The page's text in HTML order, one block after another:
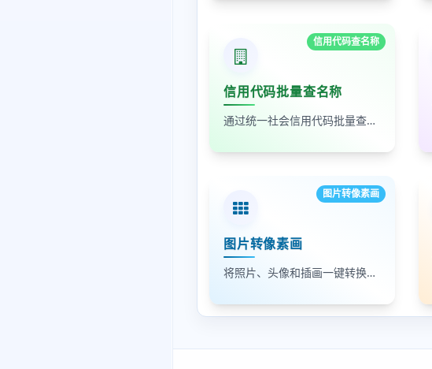
信用代码查名称
信用代码批量查名称
通过统一社会信用代码批量查询企业名称，适合企业名单核验、客户资料整理和工商信息补全
图片转像素画
图片转像素画
将照片、头像和插画一键转换成像素画风格图片，支持调节像素颗粒度、输出倍率和导出格式